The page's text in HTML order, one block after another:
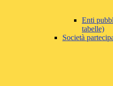
Enti
tabelle)
Società